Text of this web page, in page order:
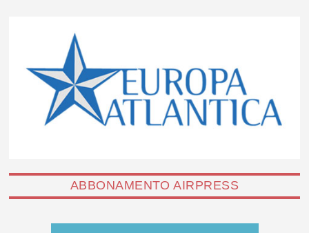
ABBONAMENTO AIRPRESS